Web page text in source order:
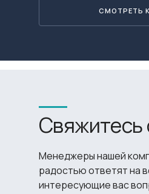
СМОТРЕТЬ
Менеджеры нашей
радостью ответят на
интересующие вас
Свяжитесь